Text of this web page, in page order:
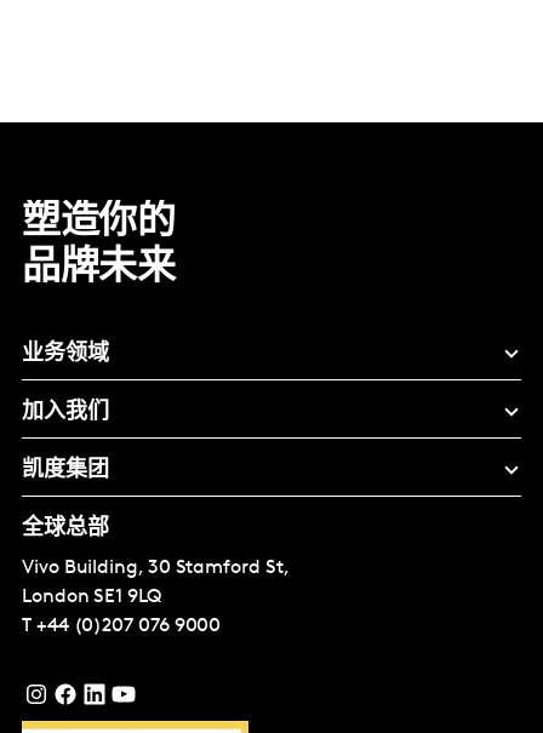
塑造你的
品牌未来
业务领域
加入我们
凯度集团
全球总部
Vivo Building, 30 Stamford St,
London SE1 9LQ
T +44 (0)207 076 9000